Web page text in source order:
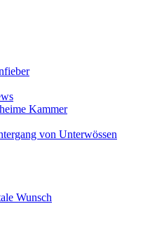
Kammer
von Unterwössen
Wunsch